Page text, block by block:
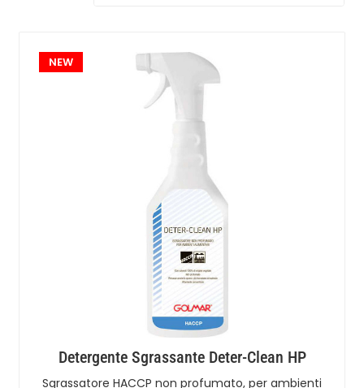
NEW
Detergente Sgrassante Deter-Clean HP
Sgrassatore HACCP non profumato, per ambienti